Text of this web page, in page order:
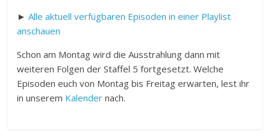
►Alle aktuell verfügbaren Episoden in einer Playlist
anschauen
Schon am Montag wird die Ausstrahlung dann mit
weiteren Folgen der Staffel 5 fortgesetzt. Welche
Episoden euch von Montag bis Freitag erwarten, lest ihr
in unserem Kalender nach.